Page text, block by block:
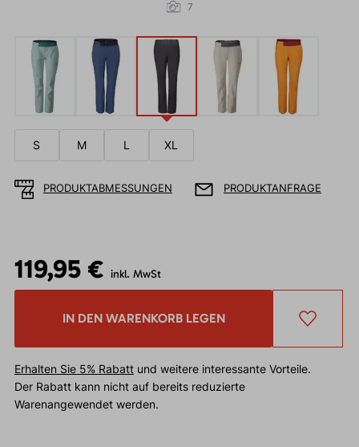
7
S M L XL
PRODUKTABMESSUNGEN PRODUKTANFRAGE
119,95 € inkl. MwSt
IN DEN WARENKORB LEGEN
Erhalten Sie 5% Rabattund weitere interessante Vorteile.
Der Rabatt kann nicht auf bereits reduzierte
Warenangewendet werden.